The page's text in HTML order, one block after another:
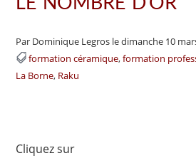
Par Dominique Legros le dimanche 10
formation céramique formation
La Borne Raku
Cliquez sur